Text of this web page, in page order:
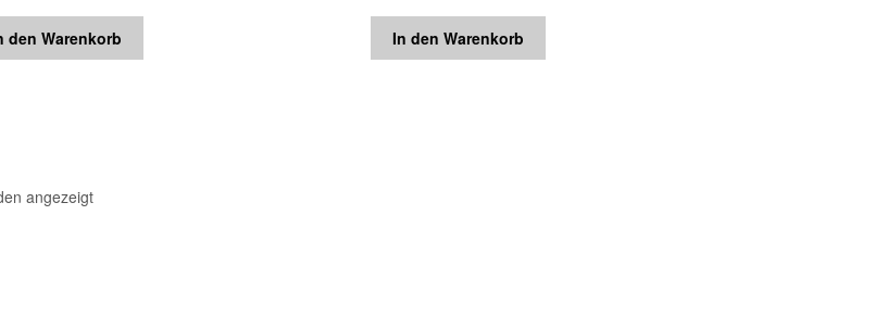
den Warenkorb In den Warenkorb
angezeigt